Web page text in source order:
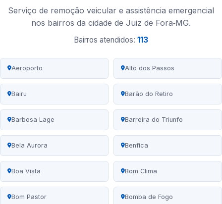
Serviço de remoção veicular e assistência emergencial
nos bairros da cidade de Juiz de Fora‑MG.
Bairros atendidos: 113
Aeroporto Alto dos Passos
Bairu Barão do Retiro
Barbosa Lage Barreira do Triunfo
Bela Aurora Benfica
Boa Vista Bom Clima
Bom Pastor Bomba de Fogo